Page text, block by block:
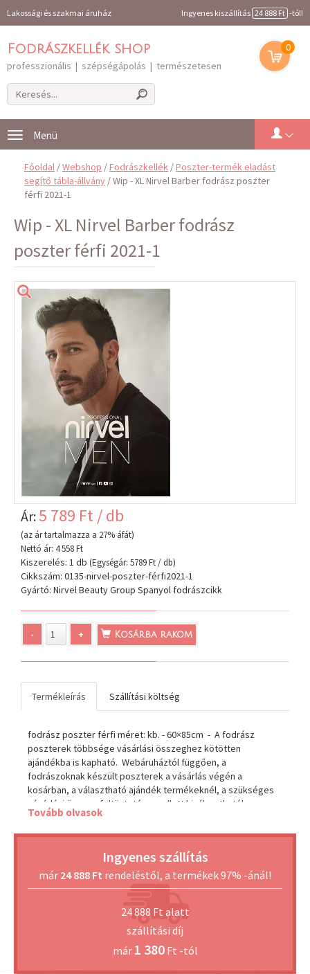
Lakossági és szakmai áruház Ingyenes kiszállítás 24 888 Ft -tól!
Fodrászkellék shop
professzionális | szépségápolás | természetesen
0
Toggle
navigation
Főoldal /Webshop /Fodrászkellék /Poszter-termék eladást
segítő tábla-állvány / Wip - XL Nirvel Barber fodrász poszter
férfi 2021-1
Wip - XL Nirvel Barber fodrász
poszter férfi 2021-1
Ár:5 789 Ft / db
(az ár tartalmazza a 27% áfát)
Nettó ár: 4 558 Ft
Kiszerelés: 1 db (Egységár: 5789 Ft / db)
Cikkszám: 0135-nirvel-poszter-férfi2021-1
Gyártó: Nirvel Beauty Group Spanyol fodrászcikk
- + Kosárba rakom
Termékleírás Szállítási költség
fodrász poszter férfi méret: kb. - 60×85cm - A fodrász
poszterek többsége vásárlási összeghez kötötten
ajándékba is kapható. Webáruháztól függően, a
fodrászoknak készült poszterek a vásárlás végén a
kosárban, a választható ajándék termékeknél, a szükséges
vásárlási összeg feltüntetése mellett kiválaszthatók.
Amennyiben a webáruház rendszere a kosárban, a fodrász
posztereket nem ajánlja fel ajándék termékként, hívja
lehetőségekről. +36/20/3371605
Tovább olvasok
Ingyenes szállítás
már 24 888 Ft rendeléstől, a termékek 97% -ánál!
24 888 Ft alatt
szállítási díj
már 1 380Ft -tól